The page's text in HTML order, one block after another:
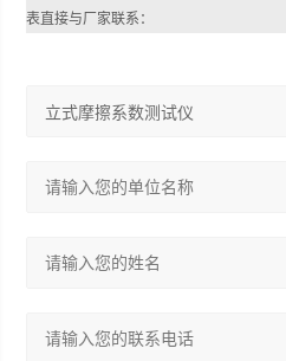
表直接与厂家联系：